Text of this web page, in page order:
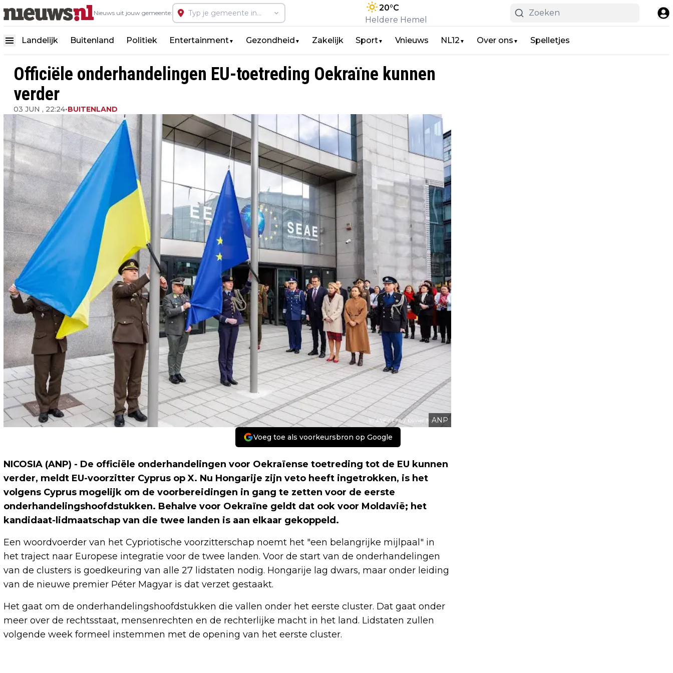
Nieuws uit jouw gemeente:
20°C
Heldere Hemel
Landelijk Buitenland Politiek Entertainment▼ Gezondheid ▼ Zakelijk Sport▼ Vnieuws NL12 ▼ Over ons ▼ Spelletjes
Officiële onderhandelingen EU-toetreding Oekraïne kunnen
verder
03 JUN , 22:24•BUITENLAND
ANP
Voeg toe als voorkeursbron op Google
NICOSIA (ANP) - De officiële onderhandelingen voor Oekraïense toetreding tot de EU kunnen
verder, meldt EU-voorzitter Cyprus op X. Nu Hongarije zijn veto heeft ingetrokken, is het
volgens Cyprus mogelijk om de voorbereidingen in gang te zetten voor de eerste
onderhandelingshoofdstukken. Behalve voor Oekraïne geldt dat ook voor Moldavië; het
kandidaat-lidmaatschap van die twee landen is aan elkaar gekoppeld.
Een woordvoerder van het Cypriotische voorzitterschap noemt het "een belangrijke mijlpaal" in
het traject naar Europese integratie voor de twee landen. Voor de start van de onderhandelingen
van de clusters is goedkeuring van alle 27 lidstaten nodig. Hongarije lag dwars, maar onder leiding
van de nieuwe premier Péter Magyar is dat verzet gestaakt.
Het gaat om de onderhandelingshoofdstukken die vallen onder het eerste cluster. Dat gaat onder
meer over de rechtsstaat, mensenrechten en de rechterlijke macht in het land. Lidstaten zullen
volgende week formeel instemmen met de opening van het eerste cluster.